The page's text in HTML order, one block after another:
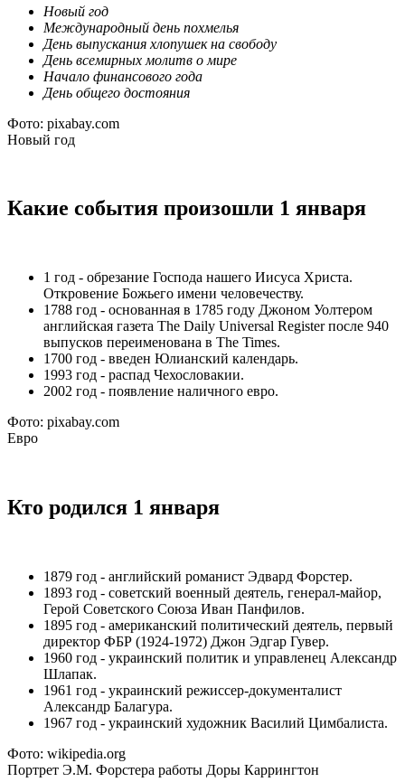
Новый год
Международный день похмелья
День выпускания хлопушек на свободу
День всемирных молитв о мире
Начало финансового года
День общего достояния
Фото: pixabay.com
Новый год
Какие события произошли 1 января
1 год - обрезание Господа нашего Иисуса Христа.
Откровение Божьего имени человечеству.
1788 год - основанная в 1785 году Джоном Уолтером
английская газета The Daily Universal Register после 940
выпусков переименована в The Times.
1700 год - введен Юлианский календарь.
1993 год - распад Чехословакии.
2002 год - появление наличного евро.
Фото: pixabay.com
Евро
Кто родился 1 января
1879 год - английский романист Эдвард Форстер.
1893 год - советский военный деятель, генерал-майор,
Герой Советского Союза Иван Панфилов.
1895 год - американский политический деятель, первый
директор ФБР (1924-1972) Джон Эдгар Гувер.
1960 год - украинский политик и управленец Александр
Шлапак.
1961 год - украинский режиссер-документалист
Александр Балагура.
1967 год - украинский художник Василий Цимбалиста.
Фото: wikipedia.org
Портрет Э.М. Форстера работы Доры Каррингтон